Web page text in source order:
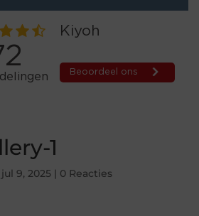
1
jul 9, 2025 | 0 Reacties